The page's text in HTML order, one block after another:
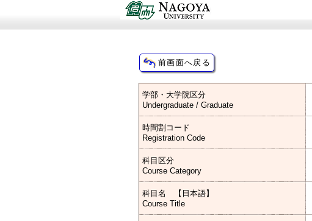
学部・大学院区分
Undergraduate / Graduate
時間割コード
Registration Code
科目区分
Course Category
科目名 【日本語】
Course Title